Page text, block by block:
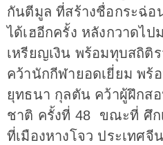
กันตีมูล ที่สร้างชื่อกระฉ่อ
ได้เฮอีกครั้ง หลังกวาดไ
เหรียญเงิน พร้อมทุบสถิติ
คว้านักกีฬายอดเยี่ยม พร้
ยุทธนา กุลตัน คว้าผู้ฝึกส
ชาติ ครั้งที่ 48 ขณะที่ ศึก
ที่เมืองหางโจว ประเทศ